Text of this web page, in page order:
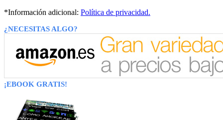
*Información adicional: Política de privacidad.
¿NECESITAS ALGO?
¡EBOOK GRATIS!